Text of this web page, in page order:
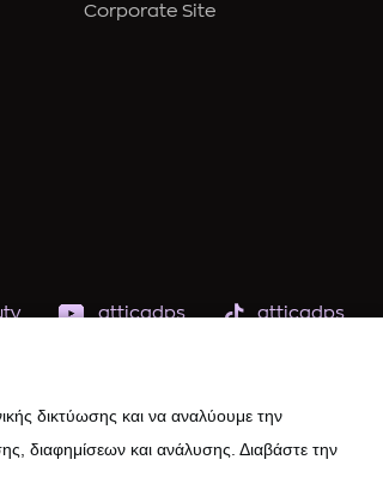
Corporate Site
atticadps atticadps
δικτύωσης και να αναλύουμε την
διαφημίσεων και ανάλυσης. Διαβάστε την